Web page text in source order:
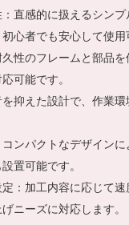
直感的に扱えるシン
心者でも安心して使用
性のフレームと部品を
可能です。
抑えた設計で、作業環
ンパクトなデザインに
置可能です。
：加工内容に応じて
ニーズに対応します。